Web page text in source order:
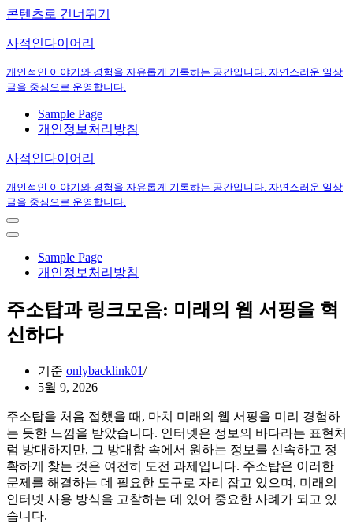
콘텐츠로 건너뛰기
사적인다이어리
개인적인 이야기와 경험을 자유롭게 기록하는 공간입니다. 자연스러운 일상
글을 중심으로 운영합니다.
Sample Page
개인정보처리방침
사적인다이어리
개인적인 이야기와 경험을 자유롭게 기록하는 공간입니다. 자연스러운 일상
글을 중심으로 운영합니다.
내
비
뉴
내
메
뉴
Sample Page
개인정보처리방침
주소탑과 링크모음: 미래의 웹 서핑을 혁
신하다
기준 onlybacklink01
5월 9, 2026
주소탑을 처음 접했을 때, 마치 미래의 웹 서핑을 미리 경험하
는 듯한 느낌을 받았습니다. 인터넷은 정보의 바다라는 표현처
럼 방대하지만, 그 방대함 속에서 원하는 정보를 신속하고 정
확하게 찾는 것은 여전히 도전 과제입니다. 주소탑은 이러한
문제를 해결하는 데 필요한 도구로 자리 잡고 있으며, 미래의
인터넷 사용 방식을 고찰하는 데 있어 중요한 사례가 되고 있
습니다.